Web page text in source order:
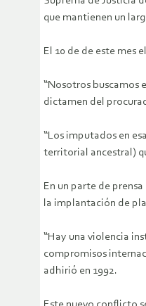
que mantienen un
El 10 de de este mes
“Nosotros buscamos
dictamen del
“Los imputados en
territorial ancestral)
En un parte de
la implantación de
“Hay una violencia
compromisos
adhirió en 1992.